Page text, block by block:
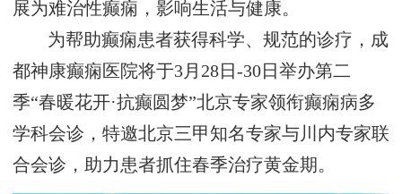
展为难治性癫痫，影响生活与健康。
为帮助癫痫患者获得科学、规范的诊疗，成
都神康癫痫医院将于‌3月28日-30日‌举办第二
季“春暖花开·抗癫圆梦”北京专家领衔癫痫病多
学科会诊，特邀北京三甲知名专家与川内专家联
合会诊，助力患者抓住春季治疗黄金期。